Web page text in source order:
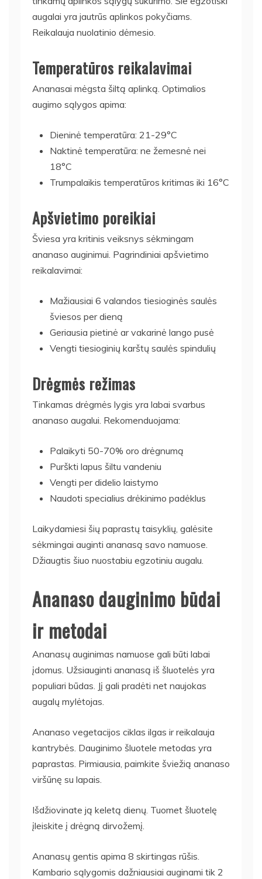
augalai yra jautrūs aplinkos pokyčiams.
Reikalauja nuolatinio dėmesio.
Temperatūros reikalavimai
Ananasai mėgsta šiltą aplinką. Optimalios
augimo sąlygos apima:
Dieninė temperatūra: 21-29°C
Naktinė temperatūra: ne žemesnė nei
18°C
Trumpalaikis temperatūros kritimas iki 16°C
Apšvietimo poreikiai
Šviesa yra kritinis veiksnys sėkmingam
ananaso auginimui. Pagrindiniai apšvietimo
reikalavimai:
Mažiausiai 6 valandos tiesioginės saulės
šviesos per dieną
Geriausia pietinė ar vakarinė lango pusė
Vengti tiesioginių karštų saulės spindulių
Drėgmės režimas
Tinkamas drėgmės lygis yra labai svarbus
ananaso augalui. Rekomenduojama:
Palaikyti 50-70% oro drėgnumą
Purškti lapus šiltu vandeniu
Vengti per didelio laistymo
Naudoti specialius drėkinimo padėklus
Laikydamiesi šių paprastų taisyklių, galėsite
sėkmingai auginti ananasą savo namuose.
Džiaugtis šiuo nuostabiu egzotiniu augalu.
Ananaso dauginimo būdai
ir metodai
Ananasų auginimas namuose gali būti labai
įdomus. Užsiauginti ananasą iš šluotelės yra
populiari būdas. Jį gali pradėti net naujokas
augalų mylėtojas.
Ananaso vegetacijos ciklas ilgas ir reikalauja
kantrybės. Dauginimo šluotele metodas yra
paprastas. Pirmiausia, paimkite šviežią ananaso
viršūnę su lapais.
Išdžiovinate ją keletą dienų. Tuomet šluotelę
įleiskite į drėgną dirvožemį.
Ananasų gentis apima 8 skirtingas rūšis.
Kambario sąlygomis dažniausiai auginami tik 2